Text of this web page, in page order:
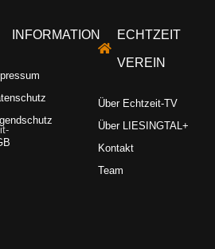
INFORMATION ECHTZEIT
VEREIN
Über Echtzeit-TV
Über LIESINGTAL+
Kontakt
Team